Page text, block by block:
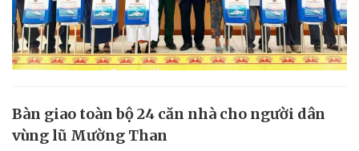
Bàn giao toàn bộ 24 căn nhà cho người dân
vùng lũ Mường Than